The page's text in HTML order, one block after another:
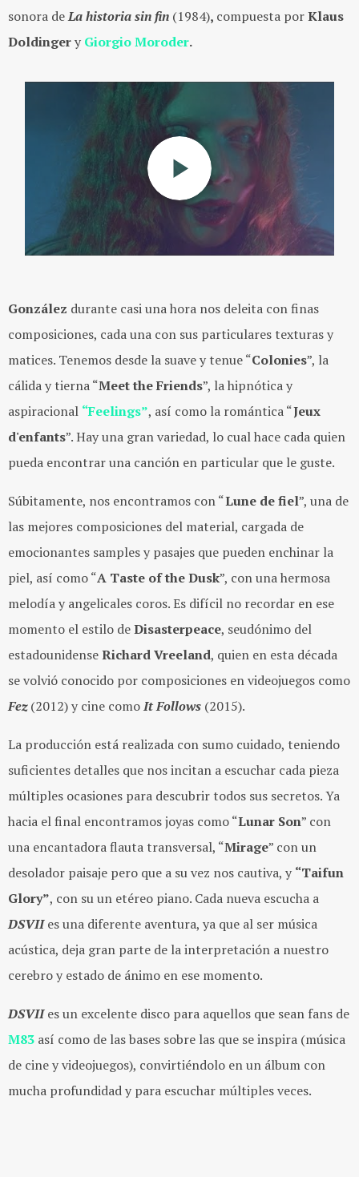
sonora deLa historia sin fin (1984), compuesta porKlaus
Doldingery Giorgio Moroder.
González durante casi una hora nos deleita con finas
composiciones, cada una con sus particulares texturas y
matices. Tenemos desde la suave y tenue “Colonies”, la
cálida y tierna “Meet the Friends”, la hipnótica y
aspiracional “Feelings”, así como la romántica “Jeux
d'enfants”. Hay una gran variedad, lo cual hace cada quien
pueda encontrar una canción en particular que le guste.
Súbitamente, nos encontramos con “Lune de fiel”, una de
las mejores composiciones del material, cargada de
emocionantes samples y pasajes que pueden enchinar la
piel, así como “A Taste of the Dusk”, con una hermosa
melodía y angelicales coros. Es difícil no recordar en ese
momento el estilo deDisasterpeace, seudónimo del
estadounidenseRichard Vreeland, quien en esta década
se volvió conocido por composiciones en videojuegos como
Fez (2012) y cine comoIt Follows (2015).
La producción está realizada con sumo cuidado, teniendo
suficientes detalles que nos incitan a escuchar cada pieza
múltiples ocasiones para descubrir todos sus secretos. Ya
hacia el final encontramos joyas como “Lunar Son” con
una encantadora flauta transversal, “Mirage” con un
desolador paisaje pero que a su vez nos cautiva, y “Taifun
Glory”, con su un etéreo piano. Cada nueva escucha a
DSVIIes una diferente aventura, ya que al ser música
acústica, deja gran parte de la interpretación a nuestro
cerebro y estado de ánimo en ese momento.
DSVIIes un excelente disco para aquellos que sean fans de
M83 así como de las bases sobre las que se inspira (música
de cine y videojuegos), convirtiéndolo en un álbum con
mucha profundidad y para escuchar múltiples veces.